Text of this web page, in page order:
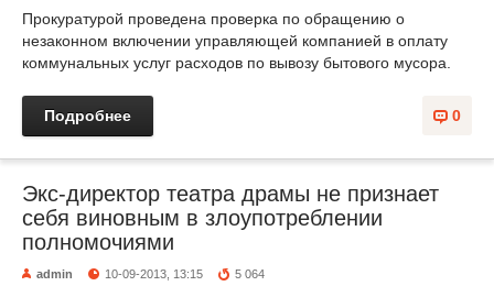
Прокуратурой проведена проверка по обращению о
незаконном включении управляющей компанией в оплату
коммунальных услуг расходов по вывозу бытового мусора.
0
Подробнее
Экс-директор театра драмы не признает
себя виновным в злоупотреблении
полномочиями
admin 10-09-2013, 13:15 5 064